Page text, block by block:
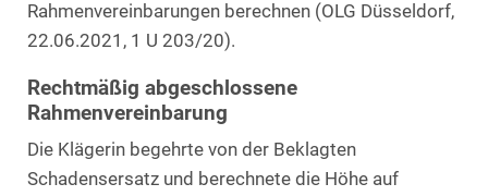
Rahmenvereinbarungen berechnen (OLG Düsseldorf,
22.06.2021, 1 U 203/20).
Rechtmäßig abgeschlossene
Rahmenvereinbarung
Die Klägerin begehrte von der Beklagten
Schadensersatz und berechnete die Höhe auf